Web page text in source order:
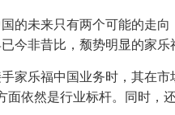
的未来只有两个可能的走
今非昔比，颓势明显的家乐
家乐福中国业务时，其在
面依然是行业标杆。同时，